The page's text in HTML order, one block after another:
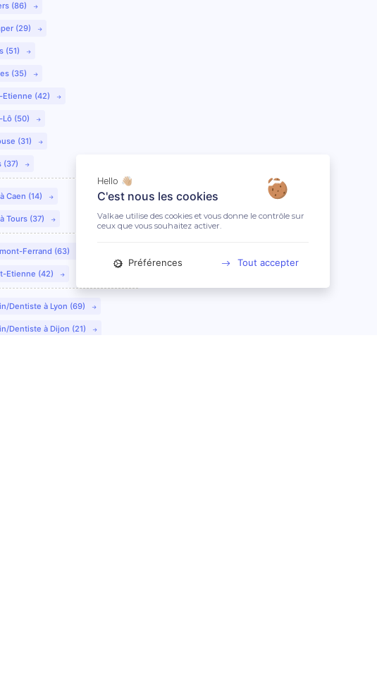
(86)
(29)
(51)
(35)
Etienne (42)
Lô (50)
(31)
(37)
Caen (14)
Tours (37)
Ferrand (63)
Etienne (42)
Dentiste à Lyon (69)
Dentiste à Dijon (21)
Hello 👋🏼
C'est nous les cookies
Valkae utilise des cookies et vous donne le contrôle sur
ceux que vous souhaitez activer.
Préférences Tout accepter